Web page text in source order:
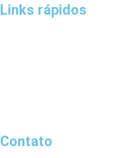
Links rápidos
Contato